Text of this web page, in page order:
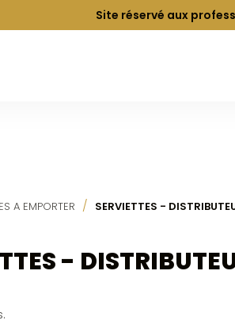
Site réservé aux
A EMPORTER SERVIETTES -
-